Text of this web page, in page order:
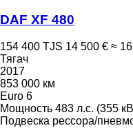
DAF XF 480
154 400 TJS 14 500 € ≈
Тягач
2017
853 000 км
Euro 6
Мощность 483 л.с. (355
Подвеска рессора/